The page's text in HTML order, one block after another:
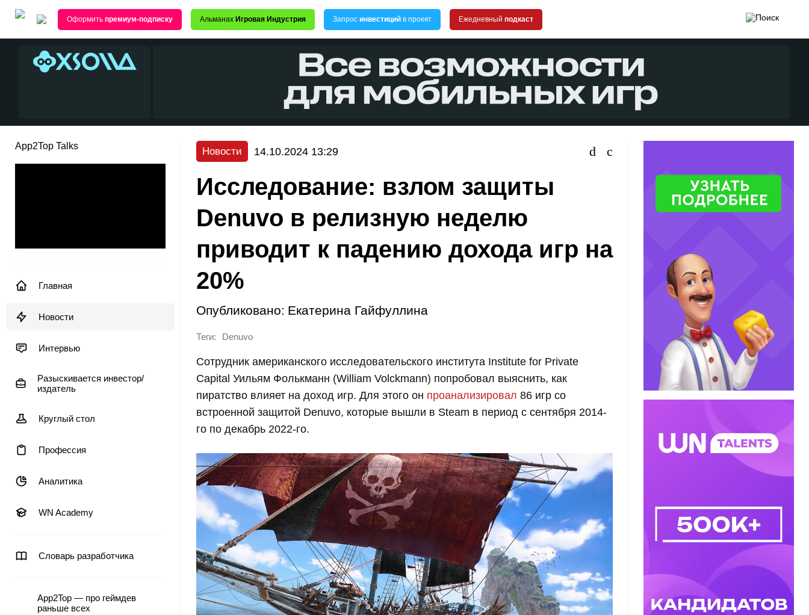
Оформить премиум-подписку Альманах Игровая Индустрия Запрос инвестиций в проект Ежедневный подкаст
App2Top Talks
Главная
Новости
Интервью
Разыскивается инвестор/
издатель
Круглый стол
Профессия
Аналитика
WN Academy
Словарь разработчика
App2Top — про геймдев
раньше всех
Новости 14.10.2024 13:29
Исследование: взлом защиты
Denuvo в релизную неделю
приводит к падению дохода игр на
20%
Опубликовано: Екатерина Гайфуллина
Теги: Denuvo
Сотрудник американского исследовательского института Institute for Private
Capital Уильям Фолькманн (William Volckmann) попробовал выяснить, как
пиратство влияет на доход игр. Для этого он проанализировал 86 игр со
встроенной защитой Denuvo, которые вышли в Steam в период с сентября 2014-
го по декабрь 2022-го.